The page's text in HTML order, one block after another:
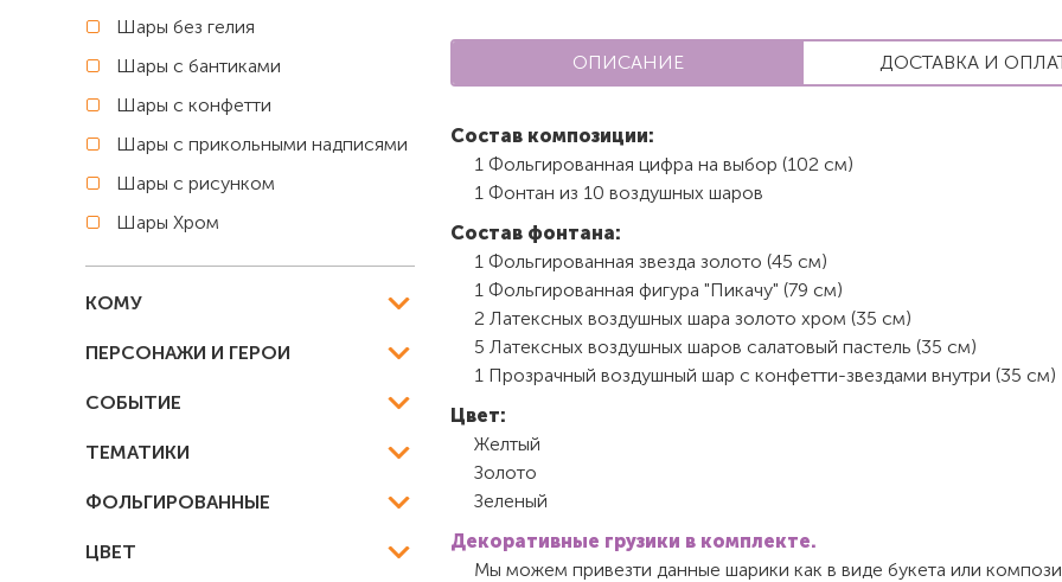
Шары без гелия
Шары с бантиками
Шары с конфетти
Шары с прикольными надписями
Шары с рисунком
Шары Хром
КОМУ
ПЕРСОНАЖИ И ГЕРОИ
СОБЫТИЕ
ТЕМАТИКИ
ФОЛЬГИРОВАННЫЕ
ЦВЕТ
ОПИСАНИЕ ДОСТАВКА И
Состав композиции:
1 Фольгированная цифра на выбор (102 см)
1 Фонтан из 10 воздушных шаров
Состав фонтана:
1 Фольгированная звезда золото (45 см)
1 Фольгированная фигура "Пикачу" (79 см)
2 Латексных воздушных шара золото хром (35 см)
5 Латексных воздушных шаров салатовый пастель (35 см)
1 Прозрачный воздушный шар с конфетти-звездами внутри (35 см)
Цвет:
Желтый
Золото
Зеленый
Декоративные грузики в комплекте.
Мы можем привезти данные шарики как в виде букета или